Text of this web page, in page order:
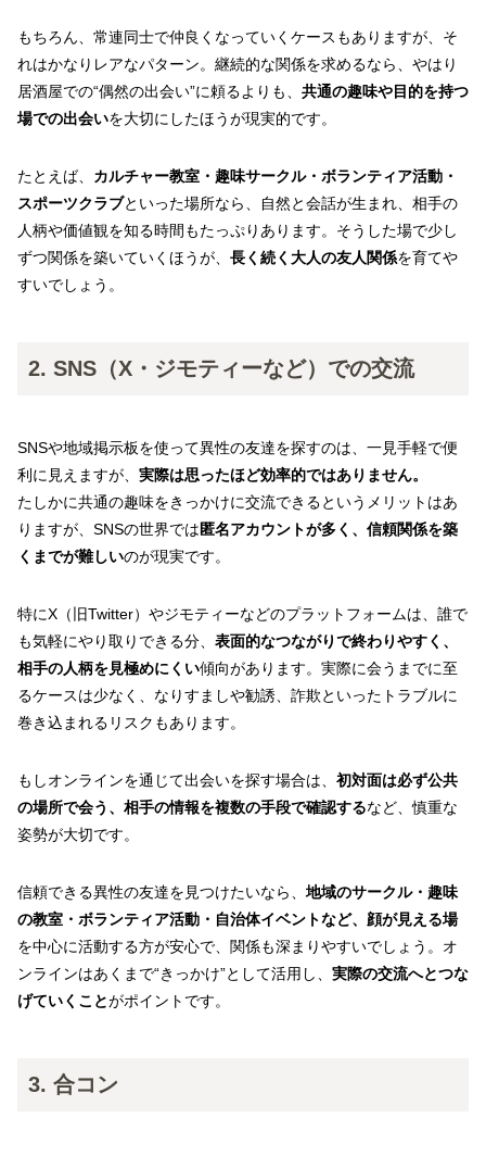
もちろん、常連同士で仲良くなっていくケースもありますが、そ
れはかなりレアなパターン。継続的な関係を求めるなら、やはり
居酒屋での“偶然の出会い”に頼るよりも、 共通の趣味や目的を持つ
場での出会いを大切にしたほうが現実的です。
たとえば、 カルチャー教室・趣味サークル・ボランティア活動・
スポーツクラブといった場所なら、自然と会話が生まれ、相手の
人柄や価値観を知る時間もたっぷりあります。そうした場で少し
ずつ関係を築いていくほうが、 長く続く大人の友人関係を育てや
すいでしょう。
2. SNS（X・ジモティーなど）での交流
SNSや地域掲示板を使って異性の友達を探すのは、一見手軽で便
利に見えますが、 実際は思ったほど効率的ではありません。
たしかに共通の趣味をきっかけに交流できるというメリットはあ
りますが、SNSの世界では匿名アカウントが多く、信頼関係を築
くまでが難しいのが現実です。
特にX（旧Twitter）やジモティーなどのプラットフォームは、誰で
も気軽にやり取りできる分、 表面的なつながりで終わりやすく、
相手の人柄を見極めにくい傾向があります。実際に会うまでに至
るケースは少なく、なりすましや勧誘、詐欺といったトラブルに
巻き込まれるリスクもあります。
もしオンラインを通じて出会いを探す場合は、 初対面は必ず公共
の場所で会う、相手の情報を複数の手段で確認するなど、慎重な
姿勢が大切です。
信頼できる異性の友達を見つけたいなら、 地域のサークル・趣味
の教室・ボランティア活動・自治体イベントなど、顔が見える場
を中心に活動する方が安心で、関係も深まりやすいでしょう。オ
ンラインはあくまで“きっかけ”として活用し、 実際の交流へとつな
げていくことがポイントです。
3. 合コン